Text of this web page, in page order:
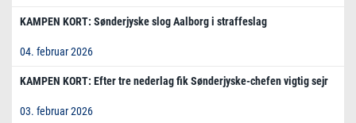
KAMPEN KORT: Sønderjyske slog Aalborg i straffeslag
04. februar 2026
KAMPEN KORT: Efter tre nederlag fik Sønderjyske-chefen vigtig sejr
03. februar 2026